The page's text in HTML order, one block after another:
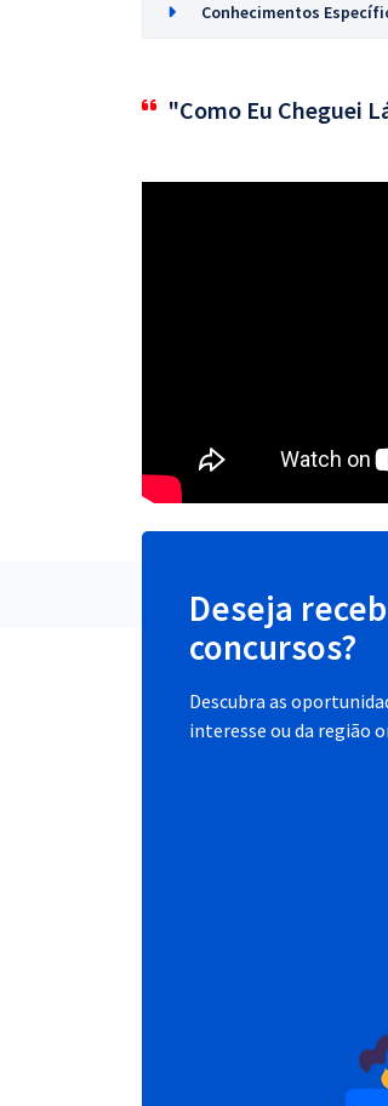
Conhecimentos
"Como Eu Cheguei
Deseja
concursos?
Descubra as
interesse ou da região